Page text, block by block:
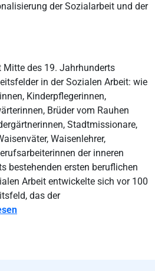
der Sozialarbeit und der
Mitte des 19. Jahrhunderts
in der Sozialen Arbeit: wie
Kinderpflegerinnen,
Brüder vom Rauhen
Stadtmissionare,
Waisenlehrer,
der inneren
bestehenden ersten beruflichen
Arbeit entwickelte sich vor 100
das der